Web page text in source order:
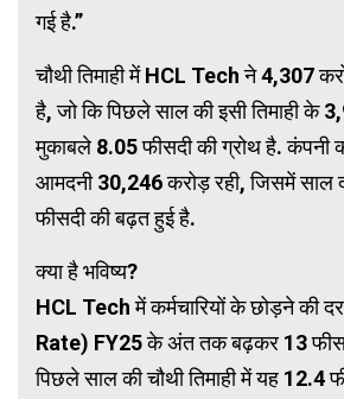
गई है.”
चौथी तिमाही में HCL Tech ने 4,307
है, जो कि पिछले साल की इसी तिमाही के
मुकाबले 8.05 फीसदी की ग्रोथ है.
आमदनी 30,246 करोड़ रही, जिसमें साल
फीसदी की बढ़त हुई है.
क्या है भविष्य?
HCL Tech में कर्मचारियों के छोड़ने की
Rate) FY25 के अंत तक बढ़कर 13
पिछले साल की चौथी तिमाही में यह 12.4